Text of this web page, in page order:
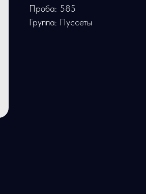
Проба: 585
Группа: Пуссеты